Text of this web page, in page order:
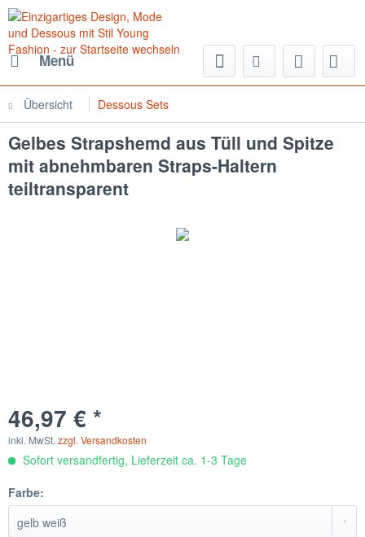
Menü
Übersicht Dessous Sets
Gelbes Strapshemd aus Tüll und Spitze
mit abnehmbaren Straps-Haltern
teiltransparent
46,97 € *
inkl. MwSt. zzgl. Versandkosten
Sofort versandfertig, Lieferzeit ca. 1-3 Tage
Farbe: